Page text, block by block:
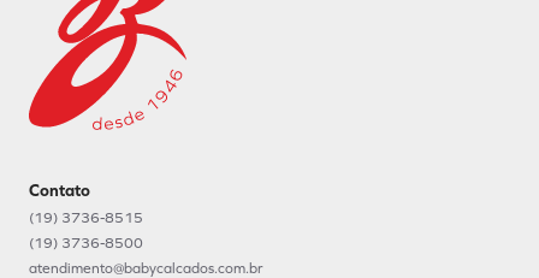
Contato
(19) 3736-8515
(19) 3736-8500
atendimento@babycalcados.com.br